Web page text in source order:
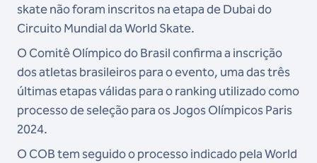
skate não foram inscritos na etapa de Dubai do
Circuito Mundial da World Skate.
O Comitê Olímpico do Brasil confirma a inscrição
dos atletas brasileiros para o evento, uma das três
últimas etapas válidas para o ranking utilizado como
processo de seleção para os Jogos Olímpicos Paris
2024.
O COB tem seguido o processo indicado pela World